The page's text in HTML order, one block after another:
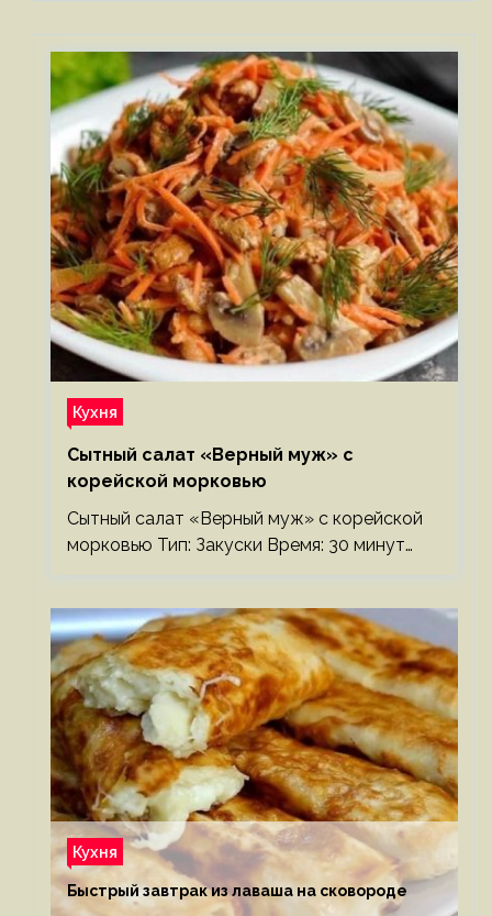
Кухня
Сытный салат «Верный муж» с
корейской морковью
Сытный салат «Верный муж» с корейской
морковью Тип: Закуски Время: 30 минут…
Кухня
Быстрый завтрак из лаваша на сковороде